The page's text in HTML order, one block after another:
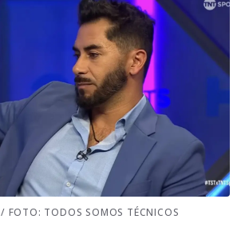
/ FOTO: TODOS SOMOS TÉCNICOS